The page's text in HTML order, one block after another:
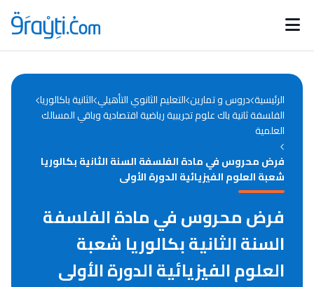
Catégories
d'actualités
Annonces bourses
الرئيسية دروس و تمارين التعليم الثانوي التأهيلي الثانية باكالوريا
الفلسفة ثانية باك علوم تجريبية رياضية اقتصادية وباقي المسالك
العلمية
فرض محروس في مادة الفلسفة السنة الثانية بكالوريا
شعبة العلوم الفيزيائية الدورة الأولى
فرض محروس في مادة الفلسفة
السنة الثانية بكالوريا شعبة
العلوم الفيزيائية الدورة الأولى